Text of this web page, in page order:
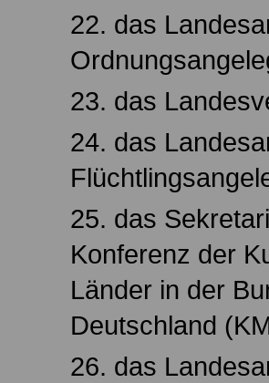
22. das
23. das
24. das
25. das
Konferenz der
Länder in der
Deutschland
26. das